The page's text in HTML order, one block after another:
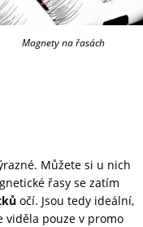
Magnety na řasách
Můžete si u nich
řasy se zatím
očí. Jsou tedy ideální,
viděla pouze v promo